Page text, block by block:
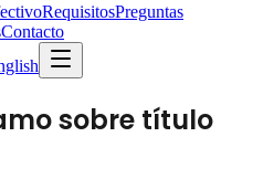
RequisitosPreguntas
Contacto
sobre título